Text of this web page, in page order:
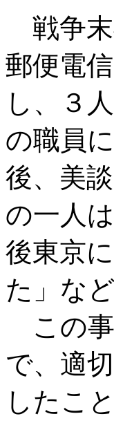
戦争末
郵便電
し、３
の職員
後、美
の一人
後東京
た」な
この事
で、適
したこ